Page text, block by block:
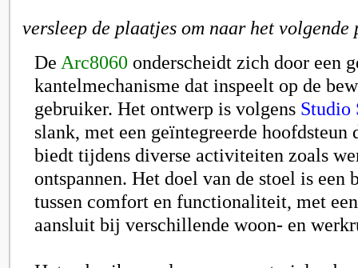
versleep de plaatjes om naar het
De Arc8060 onderscheidt zich door een
kantelmechanisme dat inspeelt op de
gebruiker. Het ontwerp is volgens Studio
slank, met een geïntegreerde hoofdsteun
biedt tijdens diverse activiteiten zoals
ontspannen. Het doel van de stoel is een
tussen comfort en functionaliteit, met
aansluit bij verschillende woon- en